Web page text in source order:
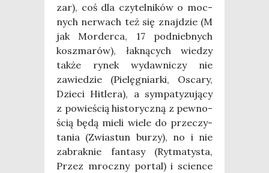
zar), coś dla czy­tel­ni­ków o moc­
nych ner­wach też się znaj­dzie (M
jak Mor­der­ca, 17 pod­nieb­nych
kosz­ma­rów), łak­ną­cych wie­dzy
tak­że rynek wydaw­ni­czy nie
zawie­dzie (Pie­lę­gniar­ki, Osca­ry,
Dzie­ci Hitle­ra), a sym­pa­ty­zu­ją­cy
z powie­ścią histo­rycz­ną z pew­no­
ścią będą mie­li wie­le do prze­czy­
ta­nia (Zwia­stun burzy), no i nie
zabrak­nie fan­ta­sy (Ryt­ma­ty­sta,
Przez mrocz­ny por­tal) i scien­ce